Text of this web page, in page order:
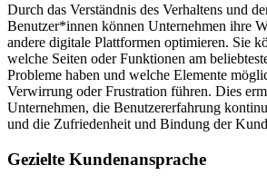
Durch das Verständnis des Verhaltens und
Benutzer*innen können Unternehmen ihre
andere digitale Plattformen optimieren. Sie
welche Seiten oder Funktionen am
Probleme haben und welche Elemente
Verwirrung oder Frustration führen. Dies
Unternehmen, die Benutzererfahrung
und die Zufriedenheit und Bindung der
Gezielte Kundenansprache